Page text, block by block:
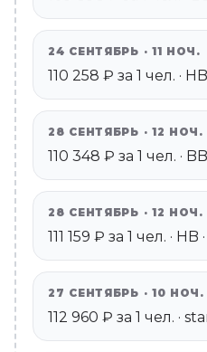
24 СЕНТЯБРЬ · 11 НОЧ.
110 258 ₽ за 1 чел. ·
28 СЕНТЯБРЬ · 12 НОЧ.
110 348 ₽ за 1 чел. ·
28 СЕНТЯБРЬ · 12 НОЧ.
111 159 ₽ за 1 чел. ·
27 СЕНТЯБРЬ · 10 НОЧ.
112 960 ₽ за 1 чел. ·